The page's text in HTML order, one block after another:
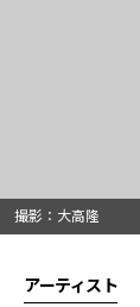
撮影：大高隆
アーティスト